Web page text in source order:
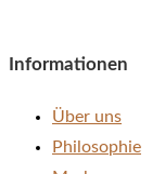
Informationen
Über uns
Philosophie